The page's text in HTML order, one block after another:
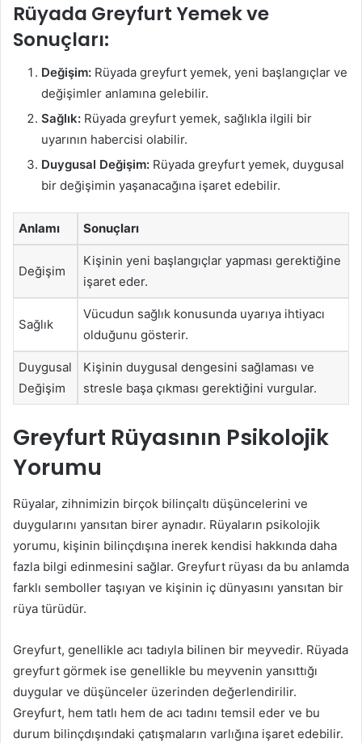
Rüyada Greyfurt Yemek ve
Sonuçları:
Değişim: Rüyada greyfurt yemek, yeni başlangıçlar ve
değişimler anlamına gelebilir.
Sağlık: Rüyada greyfurt yemek, sağlıkla ilgili bir
uyarının habercisi olabilir.
Duygusal Değişim: Rüyada greyfurt yemek, duygusal
bir değişimin yaşanacağına işaret edebilir.
Anlamı Sonuçları
Değişim
Kişinin yeni başlangıçlar yapması gerektiğine
işaret eder.
Sağlık
Vücudun sağlık konusunda uyarıya ihtiyacı
olduğunu gösterir.
Duygusal
Değişim
Kişinin duygusal dengesini sağlaması ve
stresle başa çıkması gerektiğini vurgular.
Greyfurt Rüyasının Psikolojik
Yorumu
Rüyalar, zihnimizin birçok bilinçaltı düşüncelerini ve
duygularını yansıtan birer aynadır. Rüyaların psikolojik
yorumu, kişinin bilinçdışına inerek kendisi hakkında daha
fazla bilgi edinmesini sağlar. Greyfurt rüyası da bu anlamda
farklı semboller taşıyan ve kişinin iç dünyasını yansıtan bir
rüya türüdür.
Greyfurt, genellikle acı tadıyla bilinen bir meyvedir. Rüyada
greyfurt görmek ise genellikle bu meyvenin yansıttığı
duygular ve düşünceler üzerinden değerlendirilir.
Greyfurt, hem tatlı hem de acı tadını temsil eder ve bu
durum bilinçdışındaki çatışmaların varlığına işaret edebilir.